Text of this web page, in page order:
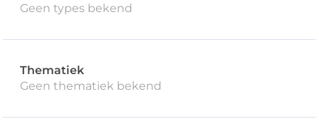
Geen types bekend
Thematiek
Geen thematiek bekend